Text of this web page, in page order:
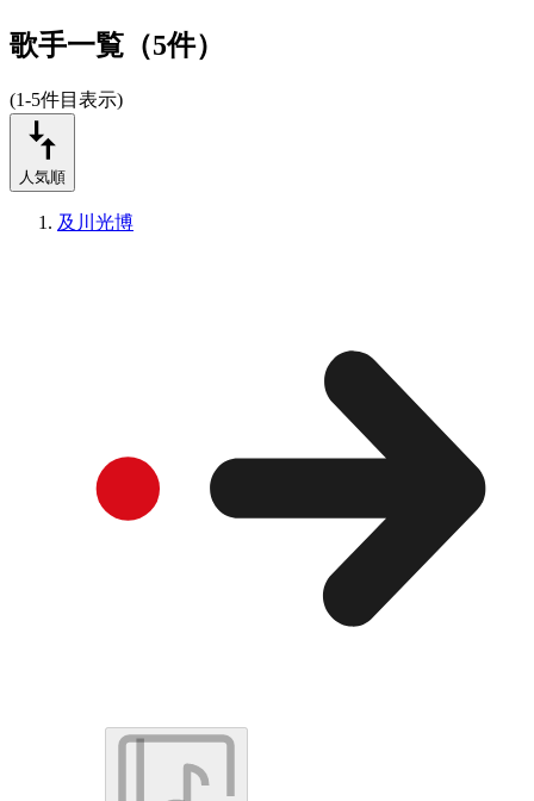
歌手一覧（5件）
(1-5件目表示)
人気順
及川光博